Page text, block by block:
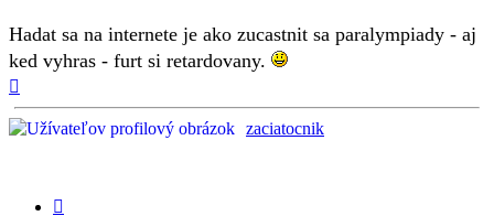
Hadat sa na internete je ako zucastnit sa paralympiady - aj
ked vyhras - furt si retardovany.
zaciatocnik